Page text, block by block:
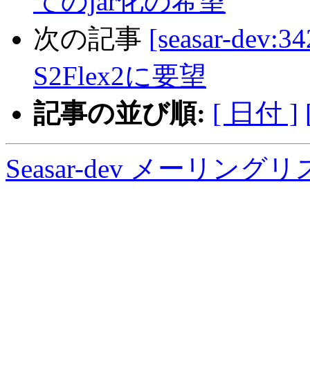
次の記事 [seasar-
S2Flex2に要望
記事の並び順: [ 日付 ]
Seasar-dev メーリング